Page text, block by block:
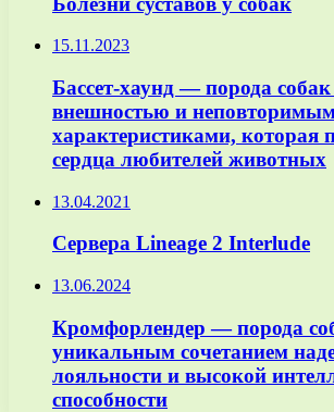
15.11.2023
Бассет-хаунд — порода
внешностью и
характеристиками, которая
сердца любителей животных
13.04.2021
Сервера Lineage 2 Interlude
13.06.2024
Кромфорлендер — порода
уникальным сочетанием
лояльности и высокой
способности